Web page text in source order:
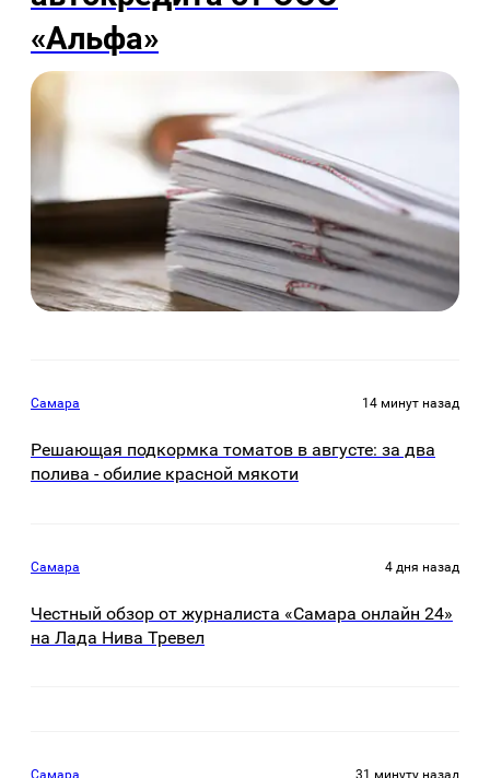
«Альфа»
Самара 14 минут назад
Решающая подкормка томатов в августе: за два
полива - обилие красной мякоти
Самара 4 дня назад
Честный обзор от журналиста «Самара онлайн 24»
на Лада Нива Тревел
Самара 31 минуту назад